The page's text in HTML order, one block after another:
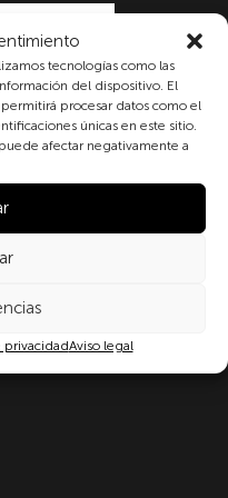
tecnologías como las
del dispositivo. El
procesar datos como el
únicas en este sitio.
afectar negativamente a
privacidadAviso legal
formulario, usted
de sus datos
vigente en
personales, en
en el
Parlamento Europeo y
(RGPD) y la Ley
de Protección de
los derechos